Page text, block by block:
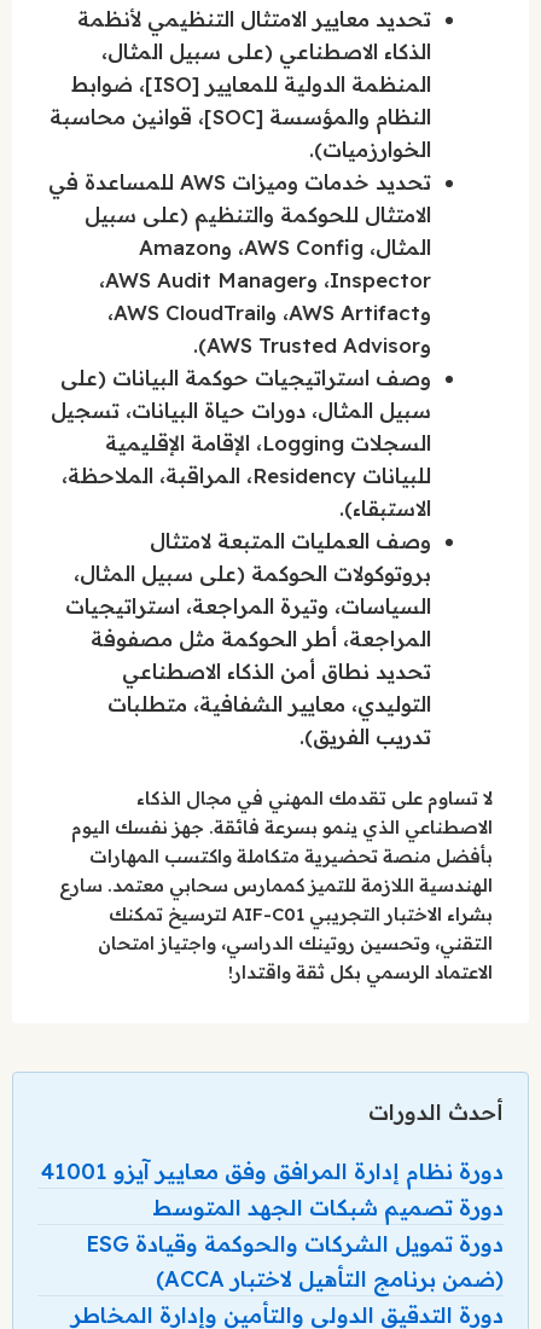
تحديد معايير الامتثال التنظيمي لأنظمة
الذكاء الاصطناعي (على سبيل المثال،
المنظمة الدولية للمعايير [ISO]، ضوابط
النظام والمؤسسة [SOC]، قوانين محاسبة
الخوارزميات).
تحديد خدمات وميزات AWS للمساعدة في
الامتثال للحوكمة والتنظيم (على سبيل
المثال، AWS Config، وAmazon
Inspector، وAWS Audit Manager،
وAWS Artifact، وAWS CloudTrail،
وAWS Trusted Advisor).
وصف استراتيجيات حوكمة البيانات (على
سبيل المثال، دورات حياة البيانات، تسجيل
السجلات Logging، الإقامة الإقليمية
للبيانات Residency، المراقبة، الملاحظة،
الاستبقاء).
وصف العمليات المتبعة لامتثال
بروتوكولات الحوكمة (على سبيل المثال،
السياسات، وتيرة المراجعة، استراتيجيات
المراجعة، أطر الحوكمة مثل مصفوفة
تحديد نطاق أمن الذكاء الاصطناعي
التوليدي، معايير الشفافية، متطلبات
تدريب الفريق).
لا تساوم على تقدمك المهني في مجال الذكاء
الاصطناعي الذي ينمو بسرعة فائقة. جهز نفسك اليوم
بأفضل منصة تحضيرية متكاملة واكتسب المهارات
الهندسية اللازمة للتميز كممارس سحابي معتمد. سارع
بشراء الاختبار التجريبي AIF-C01 لترسيخ تمكنك
التقني، وتحسين روتينك الدراسي، واجتياز امتحان
الاعتماد الرسمي بكل ثقة واقتدار!
أحدث الدورات
دورة نظام إدارة المرافق وفق معايير آيزو 41001
دورة تصميم شبكات الجهد المتوسط
دورة تمويل الشركات والحوكمة وقيادة ESG
(ضمن برنامج التأهيل لاختبار ACCA)
دورة التدقيق الدولي والتأمين وإدارة المخاطر